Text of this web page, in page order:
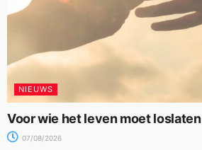
NIEUWS
Voor wie het leven moet loslaten
07/08/2026